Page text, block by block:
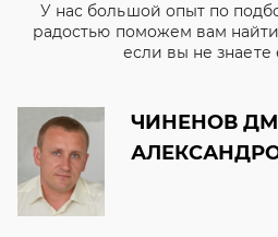
У нас большой опыт по
радостью поможем вам
если вы не знаете
ЧИНЕНОВ